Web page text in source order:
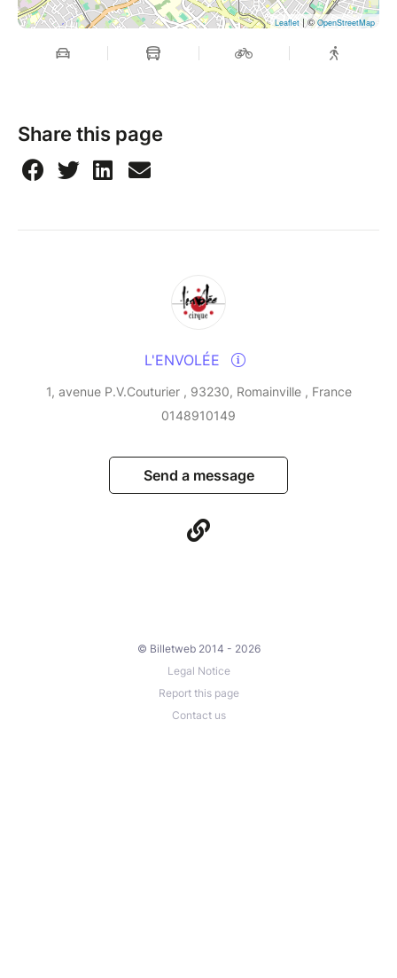
Leaflet | ©OpenStreetMap
Share this page
L'ENVOLÉE
1, avenue P.V.Couturier , 93230, Romainville , France
0148910149
Send a message
© Billetweb 2014 - 2026
Legal Notice
Report this page
Contact us